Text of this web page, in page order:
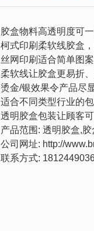
胶盒物料高透明度可
柯式印刷柔软线胶盒
丝网印刷适合简单图
柔软线让胶盒更易折
烫金/银效果令产品尽
适合不同类型行业的
透明胶盒包装让顾客
产品范围 : 透明胶盒,胶
公司网址: http://
联系方式: